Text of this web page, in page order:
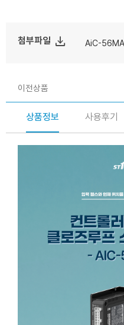
첨부파일 file_download AiC-
이전상품
상품정보 사용후기